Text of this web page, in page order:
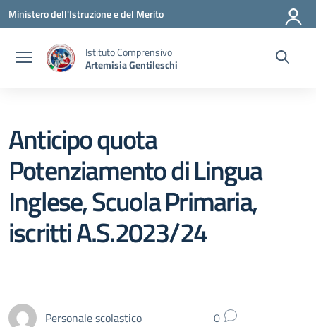
Vai ai contenuti
Vai al menu di navigazione
Vai al footer
Ministero dell'Istruzione e del Merito
Istituto Comprensivo
Artemisia Gentileschi
Anticipo quota
Potenziamento di Lingua
Inglese, Scuola Primaria,
iscritti A.S.2023/24
Personale scolastico 0